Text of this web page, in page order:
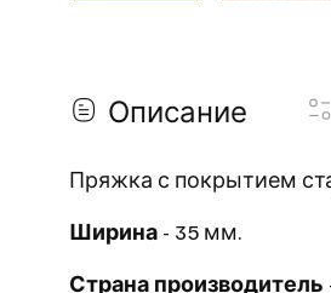
Описание
Пряжка с покрытием
Ширина - 35 мм.
Страна производитель